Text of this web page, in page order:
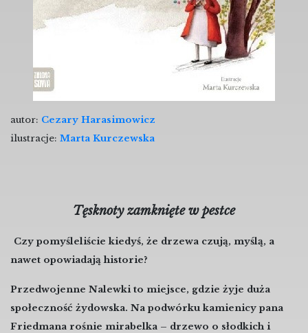
autor: Cezary Harasimowicz
ilustracje: Marta Kurczewska
Tęsknoty zamknięte w pestce
Czy pomyśleliście kiedyś, że drzewa czują, myślą, a
nawet opowiadają historie?
Przedwojenne Nalewki to miejsce, gdzie żyje duża
społeczność żydowska. Na podwórku kamienicy pana
Friedmana rośnie mirabelka – drzewo o słodkich i